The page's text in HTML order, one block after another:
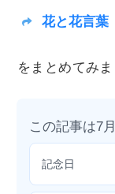
花と花言葉
をまとめてみま
この記事は7
記念日